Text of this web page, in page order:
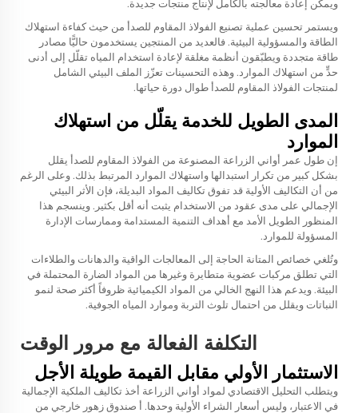
ويمكن إعادة معالجته بالكامل لإنتاج منتجات جديدة.
ويستمر تحسين عملية تصنيع الفولاذ المقاوم للصدأ من حيث كفاءة استهلاك
الطاقة والمسؤولية البيئية. فالعديد من المنتجين يستخدمون حاليًّا مصادر
طاقة متجددة ويطبّقون أنظمة مغلقة لإعادة استخدام المياه تقلّل إلى أدنى
حدٍّ من استهلاك الموارد. وهذه التحسينات تعزّز الملف البيئي الشامل
لمنتجات الفولاذ المقاوم للصدأ طوال دورة حياتها.
المدى الطويل للخدمة يقلّل من استهلاك
الموارد
إن طول عمر أواني الزراعة المصنوعة من الفولاذ المقاوم للصدأ يقلل
بشكل كبير من تكرار استبدالها واستهلاك الموارد المرتبط بذلك. وعلى الرغم
من أن التكاليف الأولية قد تفوق تكاليف المواد البديلة، فإن الأثر البيئي
الإجمالي على مدى عقود من الاستخدام يثبت أنه أقل بكثير. وينسجم هذا
المنظور الطويل الأمد مع أهداف التنمية المستدامة وممارسات الإدارة
المسؤولة للموارد.
وتُلغي خصائص المتانة الحاجة إلى المعالجات الواقية والدهانات والطلاءات
التي تطلق مركبات عضوية متطايرة وغيرها من المواد الضارة المحتملة في
البيئة. ويدعم هذا النهج الخالي من المواد الكيميائية ظروفاً أكثر صحة لنمو
النباتات ويقلل من احتمال تلوث التربة وموارد المياه الجوفية.
التكلفة الفعالة مع مرور الوقت
الاستثمار الأولي مقابل القيمة طويلة الأجل
ويتطلب التحليل الاقتصادي لمواد أواني الزراعة أخذ تكاليف الملكية الإجمالية
في الاعتبار، وليس أسعار الشراء الأولية وحدها. أ صندوق زهور خارجي من